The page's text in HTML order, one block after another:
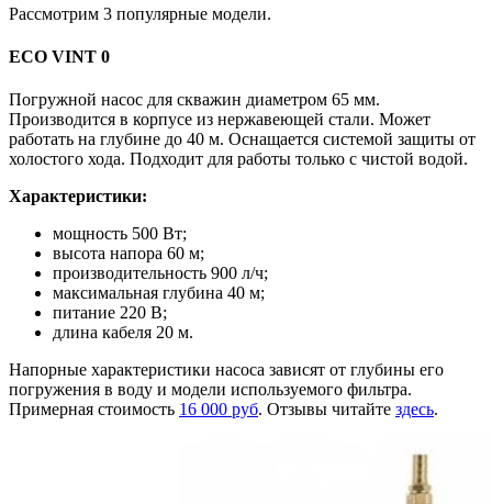
Рассмотрим 3 популярные модели.
ЕСО VINT 0
Погружной насос для скважин диаметром 65 мм.
Производится в корпусе из нержавеющей стали. Может
работать на глубине до 40 м. Оснащается системой защиты от
холостого хода. Подходит для работы только с чистой водой.
Характеристики:
мощность 500 Вт;
высота напора 60 м;
производительность 900 л/ч;
максимальная глубина 40 м;
питание 220 В;
длина кабеля 20 м.
Напорные характеристики насоса зависят от глубины его
погружения в воду и модели используемого фильтра.
Примерная стоимость 16 000 руб. Отзывы читайте здесь.